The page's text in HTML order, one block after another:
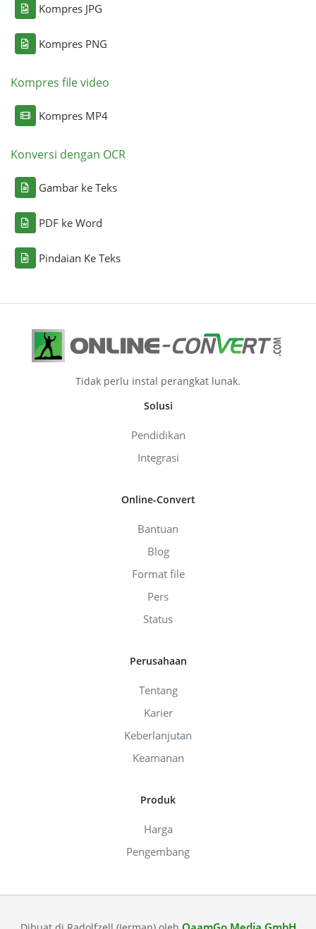
Kompres JPG
Kompres PNG
Kompres file video
Kompres MP4
Konversi dengan OCR
Gambar ke Teks
PDF ke Word
Pindaian Ke Teks
Tidak perlu instal perangkat lunak.
Solusi
Pendidikan
Integrasi
Online-Convert
Bantuan
Blog
Format file
Pers
Status
Perusahaan
Tentang
Karier
Keberlanjutan
Keamanan
Produk
Harga
Pengembang